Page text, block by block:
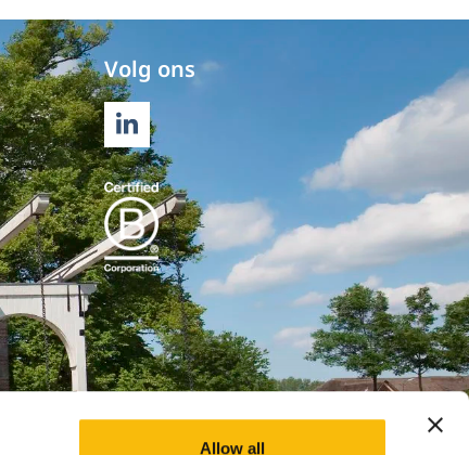
Allow all
Volg ons
LINKEDIN